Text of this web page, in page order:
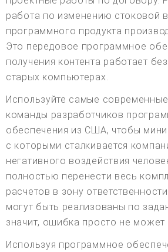
работа по изменению стоковой
программного продукта
Это передовое программное
получения контента работает
старых компьютерах.
Используйте самые
команды разработчиков
обеспечения из США, чтобы
с которыми сталкивается
негативного воздействия
полностью перенести весь
расчетов в зону
могут быть реализованы по
значит, ошибка просто не может
Используя программное